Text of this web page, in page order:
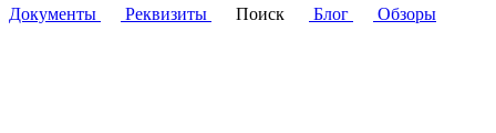
Документы
Реквизиты Поиск Блог Обзоры